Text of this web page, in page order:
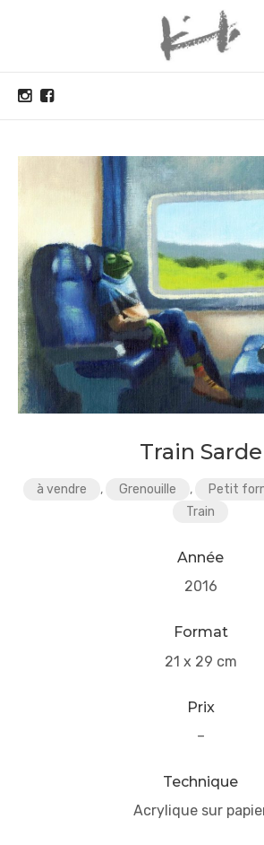
Train Sarde
à vendre , Grenouille , Petit
Train
Année
2016
Format
21 x 29 cm
Prix
–
Technique
Acrylique sur